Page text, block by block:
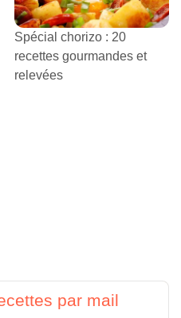
Spécial chorizo : 20
recettes gourmandes et
relevées
par mail